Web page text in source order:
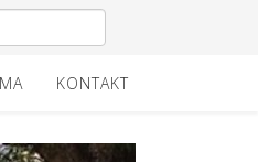
KONTAKT